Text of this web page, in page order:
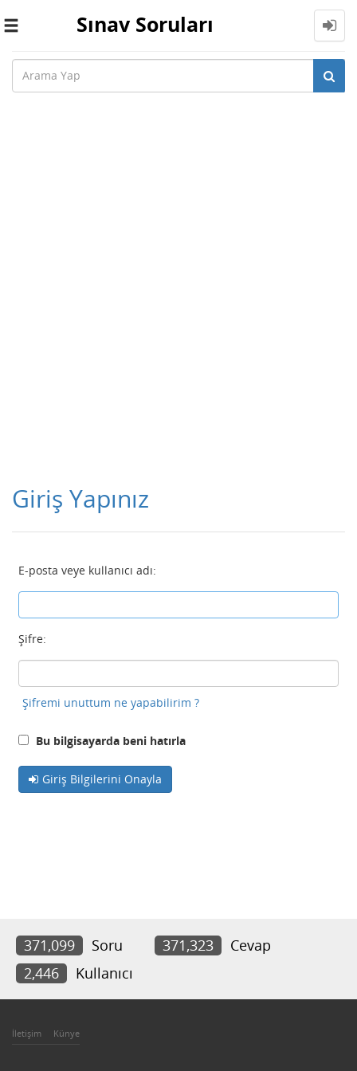
Toggle
Sınav Soruları
Giriş Yapınız
E-posta veye kullanıcı adı:
Şifre:
Şifremi unuttum ne yapabilirim ?
Bu bilgisayarda beni hatırla
Giriş Bilgilerini Onayla
371,099 Soru 371,323
Cevap
2,446
Kullanıcı
İletişim Künye